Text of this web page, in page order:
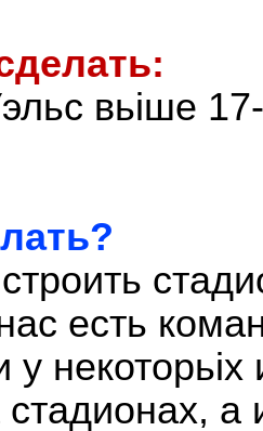
вьіше
есть
у
а